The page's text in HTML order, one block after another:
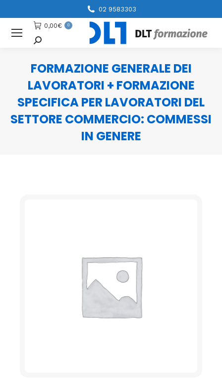
02 9583303
0,00€ 0
Cerca
FORMAZIONE GENERALE DEI
LAVORATORI + FORMAZIONE
SPECIFICA PER LAVORATORI DEL
SETTORE COMMERCIO: COMMESSI
IN GENERE